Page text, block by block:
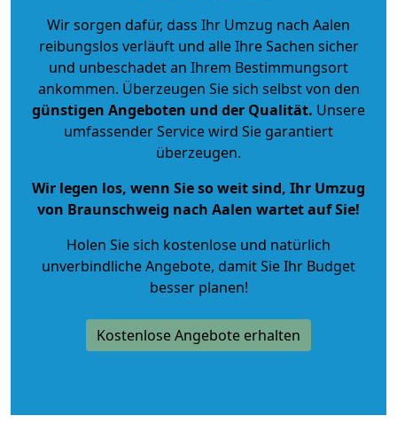
Wir sorgen dafür, dass Ihr Umzug nach Aalen
reibungslos verläuft und alle Ihre Sachen sicher
und unbeschadet an Ihrem Bestimmungsort
ankommen. Überzeugen Sie sich selbst von den
günstigen Angeboten und der Qualität. Unsere
umfassender Service wird Sie garantiert
überzeugen.
Wir legen los, wenn Sie so weit sind, Ihr Umzug
von Braunschweig nach Aalen wartet auf Sie!
Holen Sie sich kostenlose und natürlich
unverbindliche Angebote, damit Sie Ihr Budget
besser planen!
Kostenlose Angebote erhalten